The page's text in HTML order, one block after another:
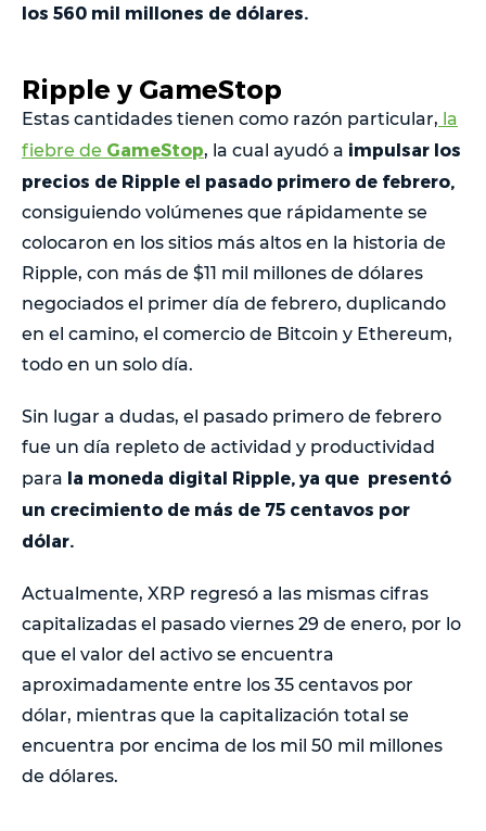
los 560 mil millones de dólares.
Ripple y GameStop
Estas cantidades tienen como razón particular, la
fiebre de GameStop, la cual ayudó a impulsar los
precios de Ripple el pasado primero de febrero,
consiguiendo volúmenes que rápidamente se
colocaron en los sitios más altos en la historia de
Ripple, con más de $11 mil millones de dólares
negociados el primer día de febrero, duplicando
en el camino, el comercio de Bitcoin y Ethereum,
todo en un solo día.
Sin lugar a dudas, el pasado primero de febrero
fue un día repleto de actividad y productividad
para la moneda digital Ripple, ya que presentó
un crecimiento de más de 75 centavos por
dólar.
Actualmente, XRP regresó a las mismas cifras
capitalizadas el pasado viernes 29 de enero, por lo
que el valor del activo se encuentra
aproximadamente entre los 35 centavos por
dólar, mientras que la capitalización total se
encuentra por encima de los mil 50 mil millones
de dólares.